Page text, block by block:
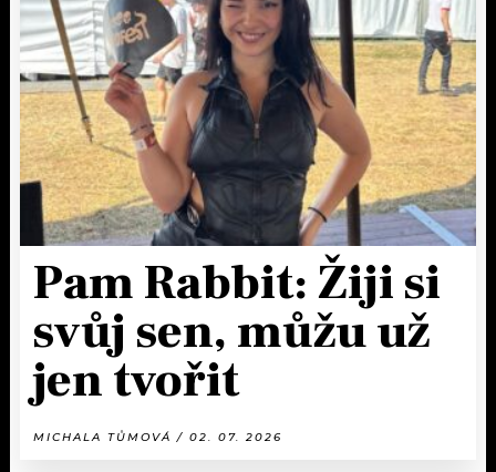
Pam Rabbit: Žiji si
svůj sen, můžu už
jen tvořit
MICHALA TŮMOVÁ / 02. 07. 2026